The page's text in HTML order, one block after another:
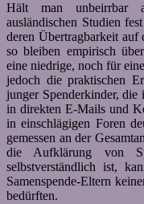
Hält man unbeirrbar
ausländischen Studien
deren Übertragbarkeit
so bleiben empirisch
eine niedrige, noch für
jedoch die praktischen
junger Spenderkinder,
in direkten E-Mails und
in einschlägigen Foren
gemessen an der
die Aufklärung von
selbstverständlich ist,
Samenspende-Eltern
bedürften.